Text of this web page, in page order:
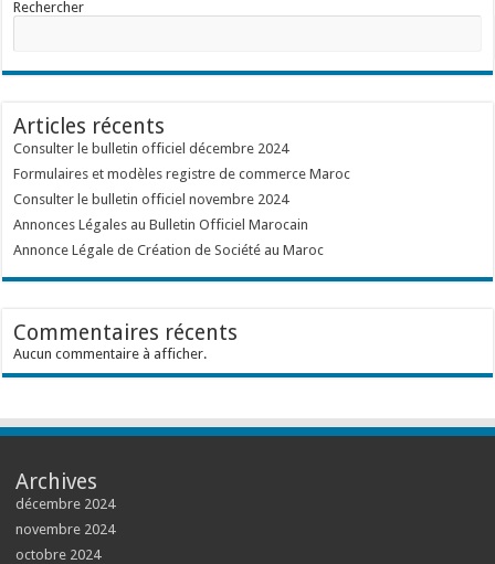
Rechercher
Articles récents
Consulter le bulletin officiel décembre 2024
Formulaires et modèles registre de commerce Maroc
Consulter le bulletin officiel novembre 2024
Annonces Légales au Bulletin Officiel Marocain
Annonce Légale de Création de Société au Maroc
Commentaires récents
Aucun commentaire à afficher.
Archives
décembre 2024
novembre 2024
octobre 2024